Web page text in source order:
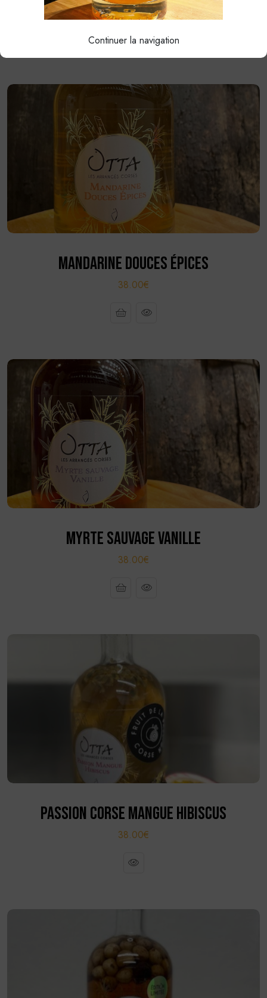
38.00€
MANDARINE DOUCES ÉPICES
38.00€
MYRTE SAUVAGE VANILLE
38.00€
PASSION CORSE MANGUE HIBISCUS
38.00€
Continuer la navigation